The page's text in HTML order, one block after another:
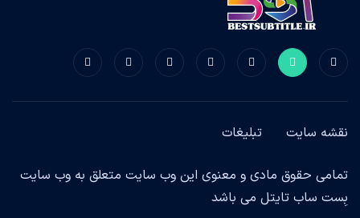
تمامی حقوق مادی و معنوی این وب سایت متعلق به وب سایت
بِست ساب تایتل می باشد
نقشه سایت تبلیغات